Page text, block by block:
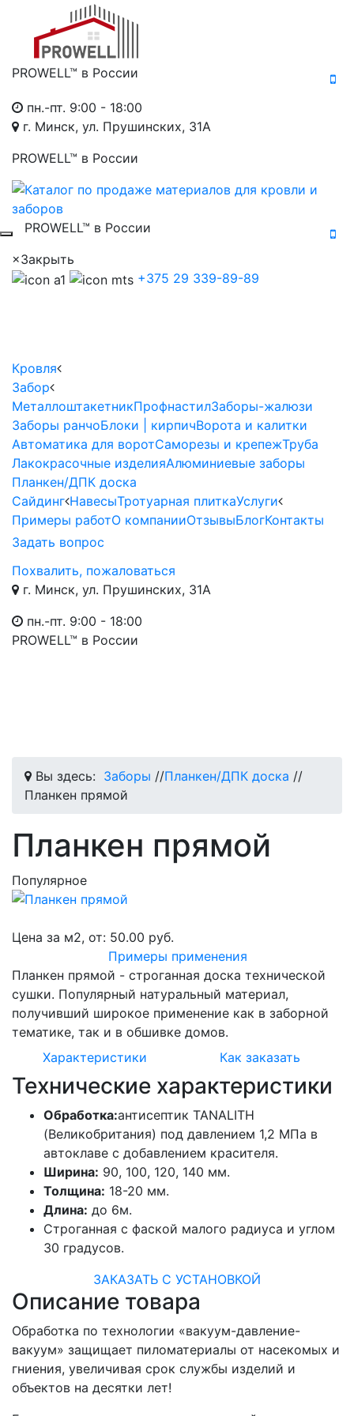
PROWELL™ в России
пн.-пт. 9:00 - 18:00
г. Минск, ул. Прушинских, 31А
PROWELL™ в России
PROWELL™ в России
×Закрыть
+375 29 339-89-89
Кровля
Забор
МеталлоштакетникПрофнастилЗаборы-жалюзи
Заборы ранчоБлоки | кирпичВорота и калитки
Автоматика для воротСаморезы и крепежТруба
Лакокрасочные изделияАлюминиевые заборы
Планкен/ДПК доска
Сайдинг НавесыТротуарная плиткаУслуги
Примеры работО компанииОтзывыБлогКонтакты
Задать вопрос
Похвалить, пожаловаться
г. Минск, ул. Прушинских, 31А
пн.-пт. 9:00 - 18:00
PROWELL™ в России
Вы здесь: Заборы //Планкен/ДПК доска //
Планкен прямой
Планкен прямой
Популярное
Цена за м2, от: 50.00 руб.
Примеры применения
Планкен прямой - строганная доска технической
сушки. Популярный натуральный материал,
получивший широкое применение как в заборной
тематике, так и в обшивке домов.
Характеристики
Как заказать
Технические характеристики
Обработка:антисептик TANALITH
(Великобритания) под давлением 1,2 МПа в
автоклаве с добавлением красителя.
Ширина: 90, 100, 120, 140 мм.
Толщина: 18-20 мм.
Длина: до 6м.
Строганная с фаской малого радиуса и углом
30 градусов.
ЗАКАЗАТЬ С УСТАНОВКОЙ
Описание товара
Обработка по технологии «вакуум-давление-
вакуум» защищает пиломатериалы от насекомых и
гниения, увеличивая срок службы изделий и
объектов на десятки лет!